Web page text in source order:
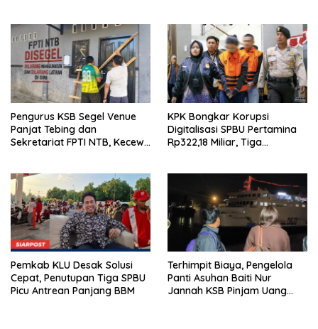
Pengurus KSB Segel Venue
Panjat Tebing dan
Sekretariat FPTI NTB, Kecewa
KPK Bongkar Korupsi
Digitalisasi SPBU Pertamina
Rp322,18 Miliar, Tiga
Pemkab KLU Desak Solusi
Cepat, Penutupan Tiga SPBU
Picu Antrean Panjang BBM
Terhimpit Biaya, Pengelola
Panti Asuhan Baiti Nur
Jannah KSB Pinjam Uang